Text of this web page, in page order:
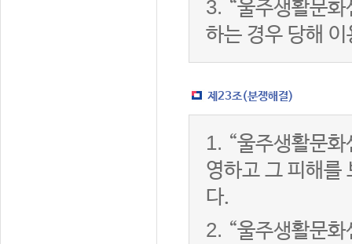
3. “울주생활문
하는 경우 당해
제23조(분쟁해결)
1. “울주생활문
영하고 그 피해를
다.
2. “울주생활문